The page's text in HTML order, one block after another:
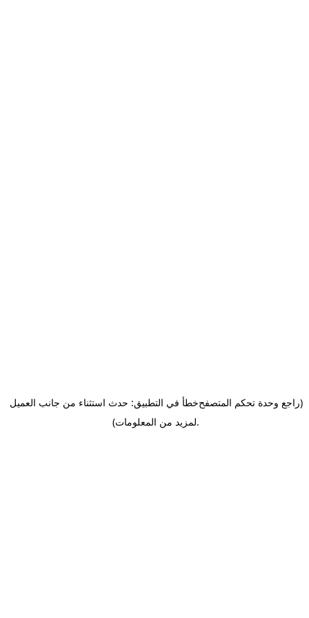
خطأ في التطبيق: حدث استثناء من جانب العميل(راجع وحدة تحكم المتصفح
لمزيد من المعلومات).